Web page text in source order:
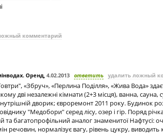
комментарий
Оренд, 4.02.2013 ответить удалить ложный
«Збруч», «Перлина Поділля», «Жива Вода»
дві незалежні кімнати (2+3 місця), ванна, сауна,
дворик; євроремонт 2011 року. Будинок
"Медобори" серед лісу, озер і гір. Поряд
та багатопрофільний аналог знаменитої Нафтусі:
речовин, нормалізує вагу, рівень цукру, виводить